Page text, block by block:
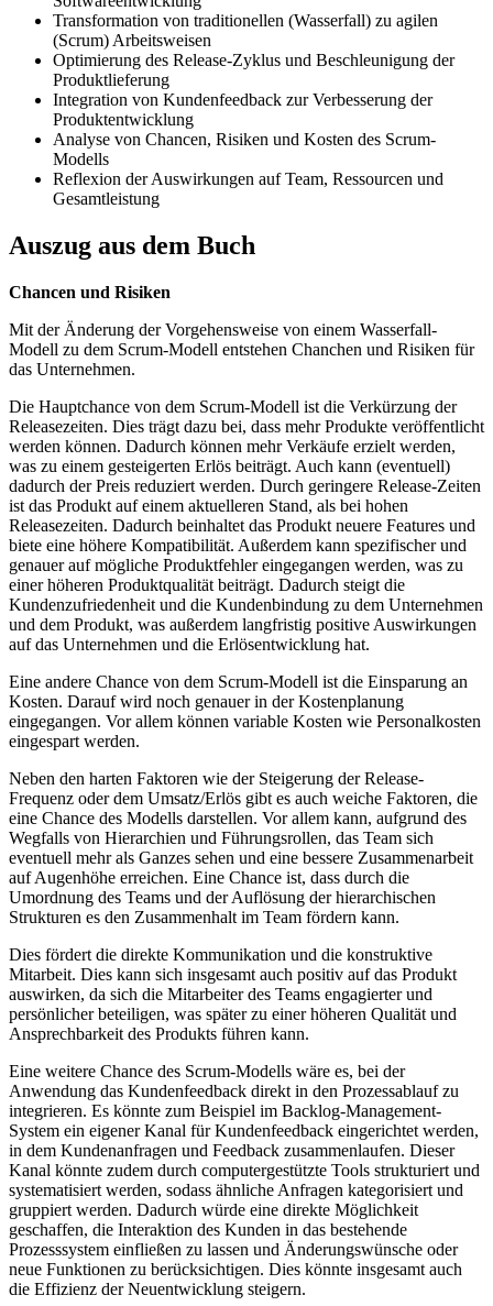
Transformation von traditionellen (Wasserfall) zu agilen
(Scrum) Arbeitsweisen
Optimierung des Release-Zyklus und Beschleunigung der
Produktlieferung
Integration von Kundenfeedback zur Verbesserung der
Produktentwicklung
Analyse von Chancen, Risiken und Kosten des Scrum-
Modells
Reflexion der Auswirkungen auf Team, Ressourcen und
Gesamtleistung
Auszug aus dem Buch
Chancen und Risiken
Mit der Änderung der Vorgehensweise von einem Wasserfall-
Modell zu dem Scrum-Modell entstehen Chanchen und Risiken für
das Unternehmen.
Die Hauptchance von dem Scrum-Modell ist die Verkürzung der
Releasezeiten. Dies trägt dazu bei, dass mehr Produkte veröffentlicht
werden können. Dadurch können mehr Verkäufe erzielt werden,
was zu einem gesteigerten Erlös beiträgt. Auch kann (eventuell)
dadurch der Preis reduziert werden. Durch geringere Release-Zeiten
ist das Produkt auf einem aktuelleren Stand, als bei hohen
Releasezeiten. Dadurch beinhaltet das Produkt neuere Features und
biete eine höhere Kompatibilität. Außerdem kann spezifischer und
genauer auf mögliche Produktfehler eingegangen werden, was zu
einer höheren Produktqualität beiträgt. Dadurch steigt die
Kundenzufriedenheit und die Kundenbindung zu dem Unternehmen
und dem Produkt, was außerdem langfristig positive Auswirkungen
auf das Unternehmen und die Erlösentwicklung hat.
Eine andere Chance von dem Scrum-Modell ist die Einsparung an
Kosten. Darauf wird noch genauer in der Kostenplanung
eingegangen. Vor allem können variable Kosten wie Personalkosten
eingespart werden.
Neben den harten Faktoren wie der Steigerung der Release-
Frequenz oder dem Umsatz/Erlös gibt es auch weiche Faktoren, die
eine Chance des Modells darstellen. Vor allem kann, aufgrund des
Wegfalls von Hierarchien und Führungsrollen, das Team sich
eventuell mehr als Ganzes sehen und eine bessere Zusammenarbeit
auf Augenhöhe erreichen. Eine Chance ist, dass durch die
Umordnung des Teams und der Auflösung der hierarchischen
Strukturen es den Zusammenhalt im Team fördern kann.
Dies fördert die direkte Kommunikation und die konstruktive
Mitarbeit. Dies kann sich insgesamt auch positiv auf das Produkt
auswirken, da sich die Mitarbeiter des Teams engagierter und
persönlicher beteiligen, was später zu einer höheren Qualität und
Ansprechbarkeit des Produkts führen kann.
Eine weitere Chance des Scrum-Modells wäre es, bei der
Anwendung das Kundenfeedback direkt in den Prozessablauf zu
integrieren. Es könnte zum Beispiel im Backlog-Management-
System ein eigener Kanal für Kundenfeedback eingerichtet werden,
in dem Kundenanfragen und Feedback zusammenlaufen. Dieser
Kanal könnte zudem durch computergestützte Tools strukturiert und
systematisiert werden, sodass ähnliche Anfragen kategorisiert und
gruppiert werden. Dadurch würde eine direkte Möglichkeit
geschaffen, die Interaktion des Kunden in das bestehende
Prozesssystem einfließen zu lassen und Änderungswünsche oder
neue Funktionen zu berücksichtigen. Dies könnte insgesamt auch
die Effizienz der Neuentwicklung steigern.